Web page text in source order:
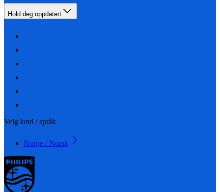
Hold deg oppdatert
Velg land / språk
Norge / Norsk